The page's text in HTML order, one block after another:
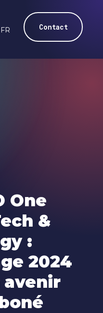
FR Contact
One
&
:
2024
avenir